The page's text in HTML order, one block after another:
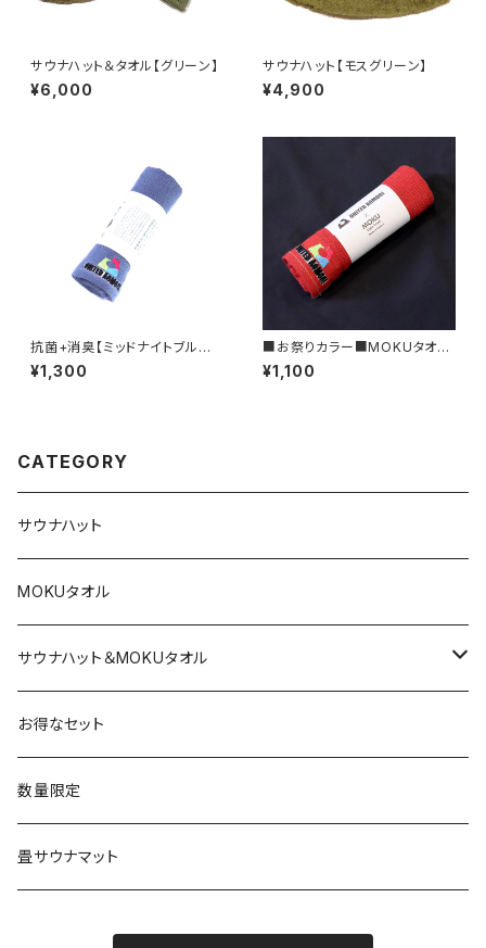
サウナハット＆タオル【グリーン】
¥6,000
サウナハット【モスグリーン】
¥4,900
抗菌+消臭【ミッドナイトブルー】
KIYORA MOKUタオル
¥1,300
■お祭りカラー■MOKUタオル
【レッド】
¥1,100
CATEGORY
サウナハット
MOKUタオル
サウナハット＆MOKUタオル
サウナハット×１、MOKUタオル×１
サウナハット×１、MOKUタオル×２
お得なセット
数量限定
畳サウナマット